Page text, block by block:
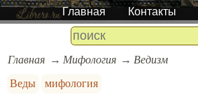
Главная Контакты
Главная Мифология
Ведизм
Веды
мифология